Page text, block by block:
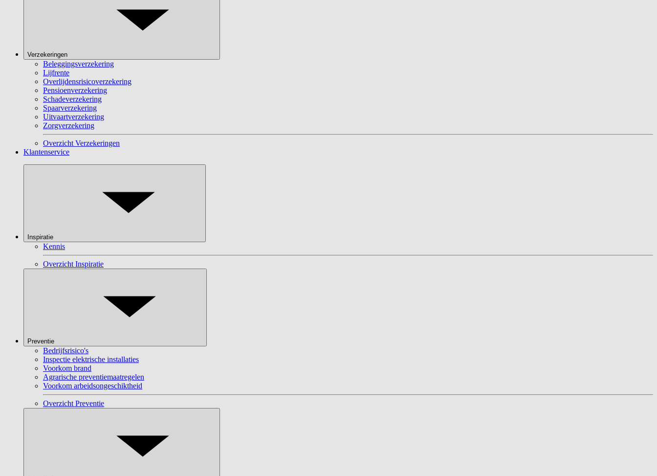
Verzekeringen
Beleggingsverzekering
Lijfrente
Overlijdensrisicoverzekering
Pensioenverzekering
Schadeverzekering
Spaarverzekering
Uitvaartverzekering
Zorgverzekering
Overzicht Verzekeringen
Klantenservice
Inspiratie
Kennis
Overzicht Inspiratie
Preventie
Bedrijfsrisico's
Inspectie elektrische installaties
Voorkom brand
Agrarische preventiemaatregelen
Voorkom arbeidsongeschiktheid
Overzicht Preventie